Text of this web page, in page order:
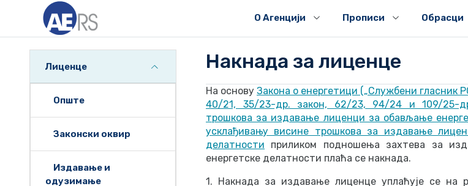
О Агенцији Прописи Обрасци
Лиценце
Опште
Законски оквир
Издавање и
одузимање
Накнада за лиценце
На основу Закона о енергетици („Службени гласник
40/21, 35/23-др. закон, 62/23, 94/24 и 109/25-
трошкова за издавање лиценци за обављање
усклађивању висине трошкова за издавање
делатности
приликом подношења захтева за
енергетске делатности плаћа се накнада.
1. Накнада за издавање лиценце уплаћује се на